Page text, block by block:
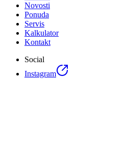
Novosti
Ponuda
Servis
Kalkulator
Kontakt
Social
Instagram